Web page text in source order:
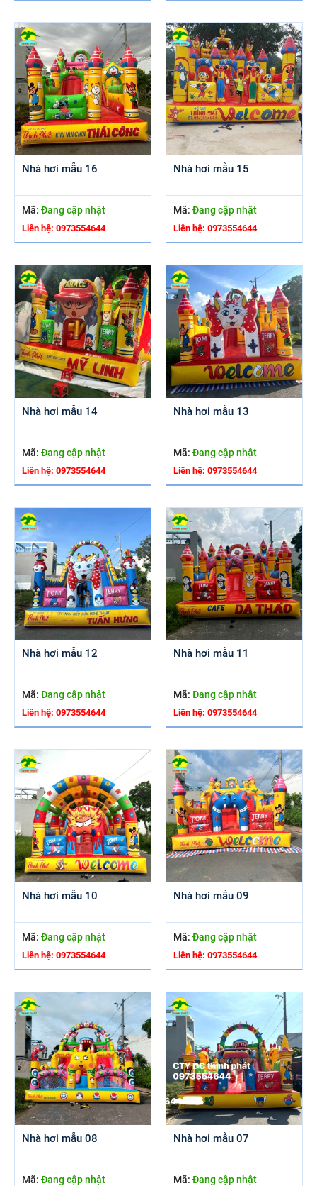
Nhà hơi mẫu 16
Mã: Đang cập nhật
Liên hệ: 0973554644
Nhà hơi mẫu 15
Mã: Đang cập nhật
Liên hệ: 0973554644
Nhà hơi mẫu 14
Mã: Đang cập nhật
Liên hệ: 0973554644
Nhà hơi mẫu 13
Mã: Đang cập nhật
Liên hệ: 0973554644
Nhà hơi mẫu 12
Mã: Đang cập nhật
Liên hệ: 0973554644
Nhà hơi mẫu 11
Mã: Đang cập nhật
Liên hệ: 0973554644
Nhà hơi mẫu 10
Mã: Đang cập nhật
Liên hệ: 0973554644
Nhà hơi mẫu 09
Mã: Đang cập nhật
Liên hệ: 0973554644
Nhà hơi mẫu 08
Mã: Đang cập nhật
Nhà hơi mẫu 07
Mã: Đang cập nhật